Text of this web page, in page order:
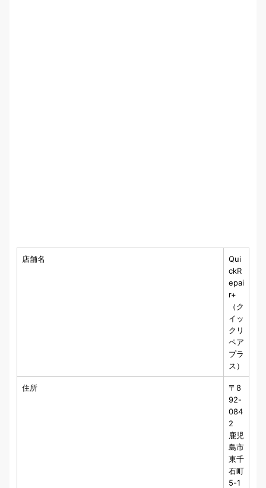
店舗名
Qui
ckR
epai
r+
（ク
イッ
クリ
ペア
プラ
ス）
住所
〒8
92-
084
2
鹿児
島市
東千
石町
5-1